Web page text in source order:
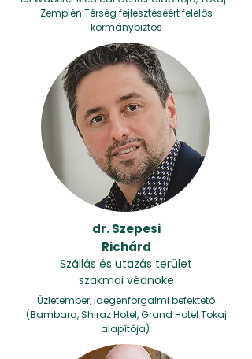
Zemplén Térség fejlesztéséért felelős
kormánybiztos
dr. Szepesi
Richárd
Szállás és utazás terület
szakmai védnöke
Üzletember, idegenforgalmi befektető
(Bambara, Shiraz Hotel, Grand Hotel Tokaj
alapítója)